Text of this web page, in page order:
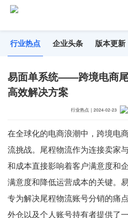
行业热点 企业头条 版本更新
易面单系统——跨境电商
高效解决方案
行业热点 ｜ 2024-02-23
在全球化的电商浪潮中，跨境电
流挑战。尾程物流作为连接卖家
和成本直接影响着客户满意度和
满意度和降低运营成本的关键。
专为解决尾程物流账号分销的痛
外仓以及个人账号持有者提供了